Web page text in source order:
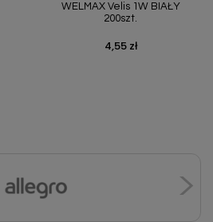
WELMAX Velis 1W BIAŁY
200szt.
Cena
4,55 zł